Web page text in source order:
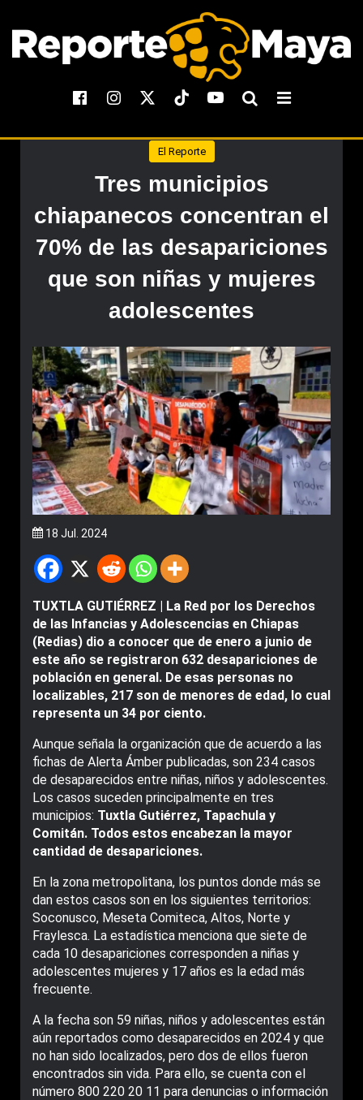
El Reporte
Tres municipios
chiapanecos concentran el
70% de las desapariciones
que son niñas y mujeres
adolescentes
18 Jul. 2024
TUXTLA GUTIÉRREZ | La Red por los Derechos
de las Infancias y Adolescencias en Chiapas
(Redias) dio a conocer que de enero a junio de
este año se registraron 632 desapariciones de
población en general. De esas personas no
localizables, 217 son de menores de edad, lo cual
representa un 34 por ciento.
Aunque señala la organización que de acuerdo a las
fichas de Alerta Ámber publicadas, son 234 casos
de desaparecidos entre niñas, niños y adolescentes.
Los casos suceden principalmente en tres
municipios: Tuxtla Gutiérrez, Tapachula y
Comitán. Todos estos encabezan la mayor
cantidad de desapariciones.
En la zona metropolitana, los puntos donde más se
dan estos casos son en los siguientes territorios:
Soconusco, Meseta Comiteca, Altos, Norte y
Fraylesca. La estadística menciona que siete de
cada 10 desapariciones corresponden a niñas y
adolescentes mujeres y 17 años es la edad más
frecuente.
A la fecha son 59 niñas, niños y adolescentes están
aún reportados como desaparecidos en 2024 y que
no han sido localizados, pero dos de ellos fueron
encontrados sin vida. Para ello, se cuenta con el
número 800 220 20 11 para denuncias o información